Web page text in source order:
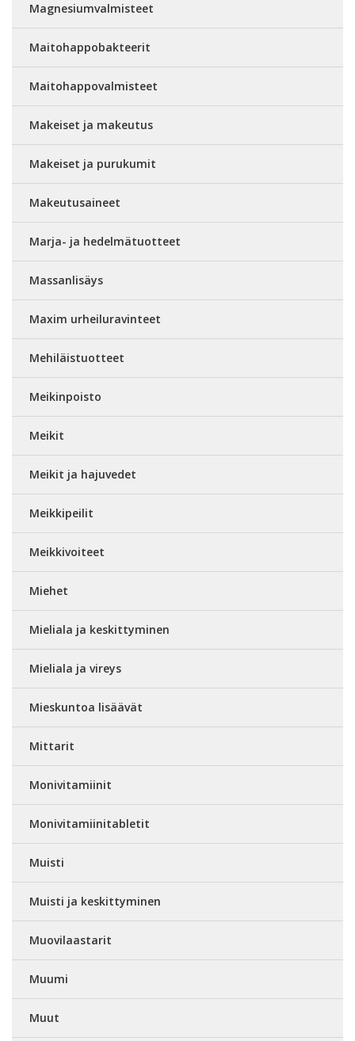
Magnesiumvalmisteet
Maitohappobakteerit
Maitohappovalmisteet
Makeiset ja makeutus
Makeiset ja purukumit
Makeutusaineet
Marja- ja hedelmätuotteet
Massanlisäys
Maxim urheiluravinteet
Mehiläistuotteet
Meikinpoisto
Meikit
Meikit ja hajuvedet
Meikkipeilit
Meikkivoiteet
Miehet
Mieliala ja keskittyminen
Mieliala ja vireys
Mieskuntoa lisäävät
Mittarit
Monivitamiinit
Monivitamiinitabletit
Muisti
Muisti ja keskittyminen
Muovilaastarit
Muumi
Muut